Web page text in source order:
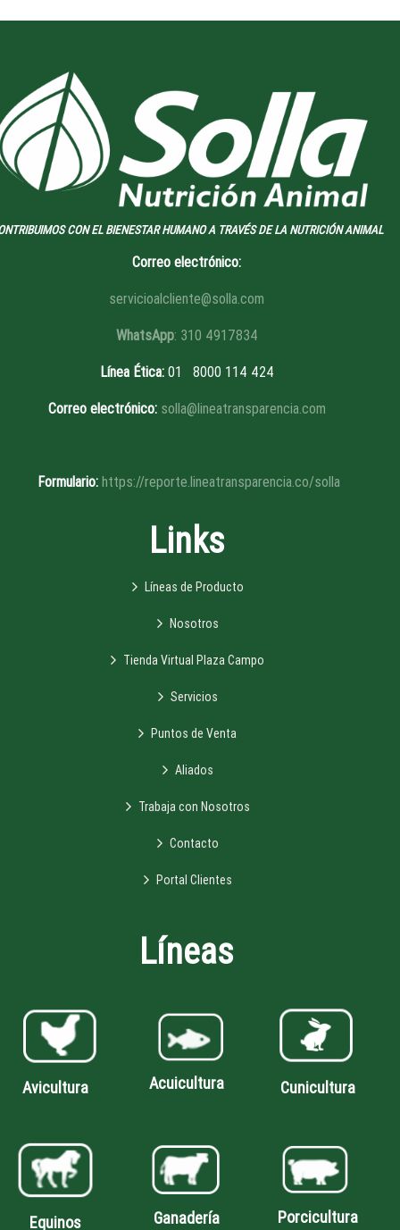
CON EL BIENESTAR HUMANO A TRAVÉS DE LA NUTRICIÓN ANIMAL
Correo electrónico:
servicioalcliente@solla.com
WhatsApp: 310 4917834
Línea Ética:01 8000 114 424
Correo electrónico: solla@lineatransparencia.com
Formulario: https://reporte.lineatransparencia.co/solla
Links
Líneas de Producto
Nosotros
Tienda Virtual Plaza Campo
Servicios
Puntos de Venta
Aliados
Trabaja con Nosotros
Contacto
Portal Clientes
Líneas
Avicultura Acuicultura Cunicultura
Equinos Ganadería Porcicultura